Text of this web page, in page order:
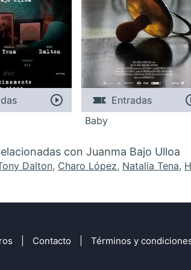
Entradas
Baby
con Juanma Bajo Ulloa
Dalton, Charo López, Natalia Tena,
Contacto Términos y